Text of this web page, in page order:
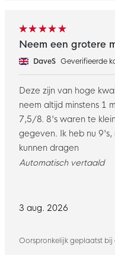
3 aug. 2026
Oorspronkelijk geplaatst
Neem een grotere
DaveS Geverifieerde
Deze zijn van hoge
neem altijd minstens 1
7,5/8. 8's waren te
gegeven. Ik heb nu 9's,
kunnen dragen
Automatisch vertaald